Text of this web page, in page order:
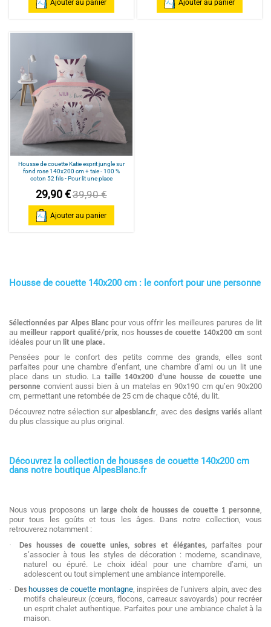
Ajouter au panier Ajouter au panier
Housse de couette Katie esprit jungle sur
fond rose 140x200 cm + taie - 100 %
coton 52 fils - Pour lit une place
29,90 €39,90 €
Ajouter au panier
Housse de couette 140x200 cm : le confort pour une personne
Sélectionnées par Alpes Blancpour vous offrir les meilleures parures de lit
au meilleur rapport qualité/prix, nos housses de couette 140x200 cm sont
idéales pour un lit une place.
Pensées pour le confort des petits comme des grands, elles sont
parfaites pour une chambre d’enfant, une chambre d’ami ou un lit une
place dans un studio. La taille 140x200 d’une housse de couette une
personne convient aussi bien à un matelas en 90x190 cm qu’en 90x200
cm, permettant une retombée de 25 cm de chaque côté, du lit.
Découvrez notre sélection suralpesblanc.fr , avec des designs variés allant
du plus classique au plus original.
Découvrez la collection de housses de couette 140x200 cm
dans notre boutique AlpesBlanc.fr
Nous vous proposons un large choix de housses de couette 1 personne
pour tous les goûts et tous les âges. Dans notre collection, vous
retrouverez notamment :
·
Des housses de couette unies, sobres et élégantes,parfaites pour
s’associer à tous les styles de décoration : moderne, scandinave,
naturel ou épuré. Le choix idéal pour une chambre d’ami, un
adolescent ou tout simplement une ambiance intemporelle.
·
Des housses de couette montagne, inspirées de l’univers alpin, avec des
motifs chaleureux (cœurs, flocons, carreaux savoyards) pour recréer
un esprit chalet authentique. Parfaites pour une ambiance chalet à la
maison.